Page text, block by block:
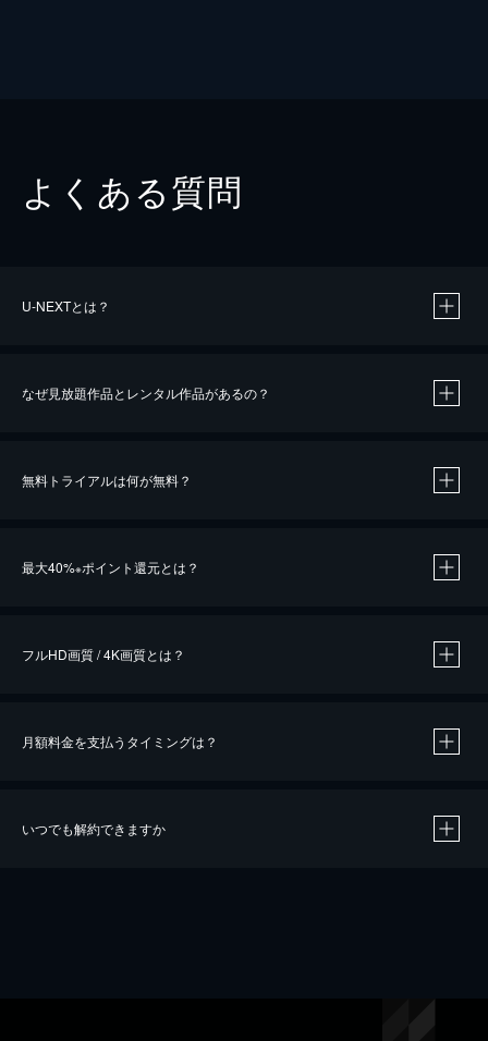
よくある質問
U-NEXTとは？
なぜ見放題作品とレンタル作品があるの？
無料トライアルは何が無料？
最大40%※ポイント還元とは？
※40％ポイント還元の対象は、クレジットカード決済による作品の購入 / レンタルです。
iOSアプリのUコイン決済による作品の購入 / レンタルは、20％のポイント還元です。
フルHD画質 / 4K画質とは？
月額料金を支払うタイミングは？
いつでも解約できますか